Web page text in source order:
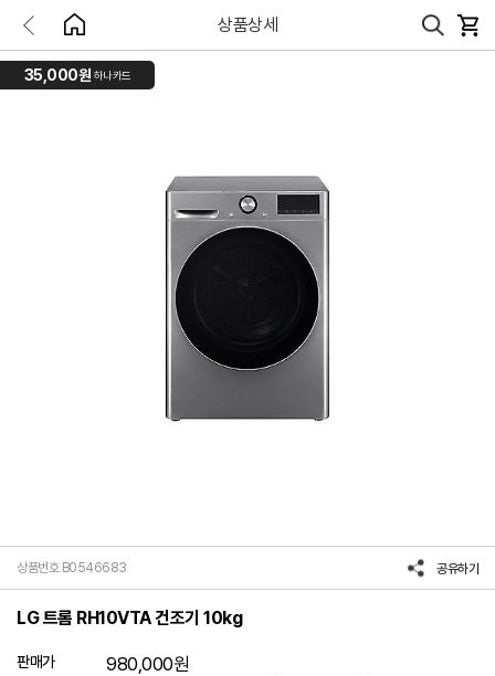
상품상세
35,000원 하나카드
상품번호 B0546683 공유하기
LG 트롬 RH10VTA 건조기 10kg
판매가 980,000원